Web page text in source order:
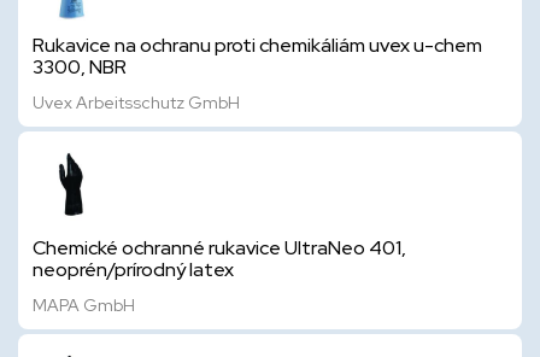
Rukavice na ochranu proti chemikáliám uvex u-chem
3300, NBR
Uvex Arbeitsschutz GmbH
Chemické ochranné rukavice UltraNeo 401,
neoprén/prírodný latex
MAPA GmbH